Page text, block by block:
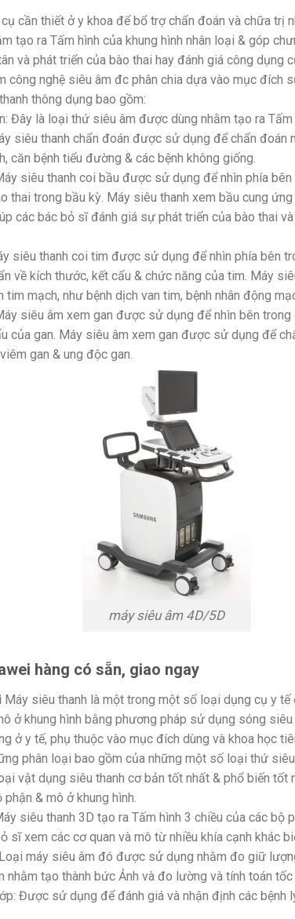
cần thiết ở y khoa để bổ trợ chẩn đoán và chữa trị
tạo ra Tấm hình của khung hình nhân loại & góp
và phát triển của bào thai hay đánh giá công dụng
công nghệ siêu âm đc phân chia dựa vào mục đích
thông dụng bao gồm:
Đây là loại thứ siêu âm được dùng nhằm tạo ra
siêu thanh chẩn đoán được sử dụng để chẩn đoán
căn bệnh tiểu đường & các bệnh không giống.
siêu thanh coi bầu được sử dụng để nhìn phía
thai trong bầu kỳ. Máy siêu thanh xem bầu cung
các bác bỏ sĩ đánh giá sự phát triển của bào thai
siêu thanh coi tim được sử dụng để nhìn phía bên
về kích thước, kết cấu & chức năng của tim. Máy
tim mạch, như bệnh dịch van tim, bệnh nhân động
siêu âm xem gan được sử dụng để nhìn bên
của gan. Máy siêu âm xem gan được sử dụng để
gan & ung độc gan.
máy siêu âm 4D/5D
hàng có sẵn, giao ngay
Máy siêu thanh là một trong một số loại dụng cụ y
ở khung hình bằng phương pháp sử dụng sóng
ở y tế, phụ thuộc vào mục đích dùng và khoa học
phân loại bao gồm của những một số loại thứ siêu
vật dụng siêu thanh cơ bản tốt nhất & phổ biến tốt
& mô ở khung hình.
siêu thanh 3D tạo ra Tấm hình 3 chiều của các bộ
sĩ xem các cơ quan và mô từ nhiều khía cạnh khác
máy siêu âm đó được sử dụng nhằm đo giữ
tạo thành bức Ảnh và đo lường và tính toán tốc
Được sử dụng để đánh giá và nhận định các bệnh